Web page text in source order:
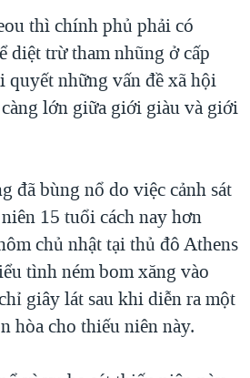
HẠ 'BÊN THẮNG CUỘC'
VÀ NAY
AFGHANISTAN
Ở VIỆT NAM
CHÍNH PHỦ VIỆT NAM
SÓNG TRỘM HẢI SÂM
VỌNG TỪ NÔNG THÔN MỸ
thì chính phủ phải có
diệt trừ tham nhũng ở cấp
quyết những vấn đề xã hội
lớn giữa giới giàu và giới
đã bùng nổ do việc cảnh sát
15 tuổi cách nay hơn
chủ nhật tại thủ đô Athens
tình ném bom xăng vào
giây lát sau khi diễn ra một
hòa cho thiếu niên này.